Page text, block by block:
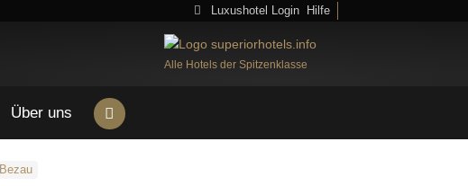
Luxushotel Login Hilfe
Alle Hotels der Spitzenklasse
Über uns
Bezau